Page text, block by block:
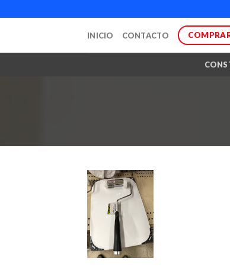
to
INICIO CONTACTO